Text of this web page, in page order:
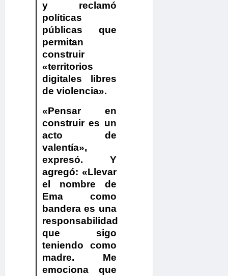
y reclamó
políticas
públicas que
permitan
construir
«territorios
digitales libres
de violencia».
«Pensar en
construir es un
acto de
valentía»,
expresó. Y
agregó:«Llevar
el nombre de
Ema como
bandera es una
responsabilidad
que sigo
teniendo como
madre. Me
emociona que